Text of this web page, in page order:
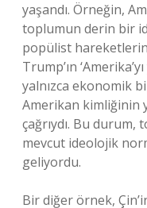
yaşandı. Örneğin,
toplumun derin bir
popülist
Trump’ın
yalnızca ekonomik
Amerikan kimliğinin
çağrıydı. Bu durum,
mevcut ideolojik
geliyordu.
Bir diğer örnek,